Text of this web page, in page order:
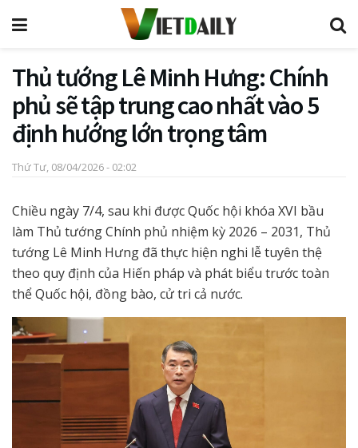
Thủ tướng Lê Minh Hưng: Chính
phủ sẽ tập trung cao nhất vào 5
định hướng lớn trọng tâm
Thứ Tư, 08/04/2026 - 02:02
Chiều ngày 7/4, sau khi được Quốc hội khóa XVI bầu
làm Thủ tướng Chính phủ nhiệm kỳ 2026 – 2031, Thủ
tướng Lê Minh Hưng đã thực hiện nghi lễ tuyên thệ
theo quy định của Hiến pháp và phát biểu trước toàn
thể Quốc hội, đồng bào, cử tri cả nước.